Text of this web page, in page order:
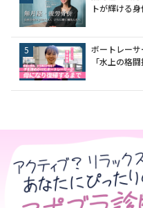
トが輝ける
ボートレー
「水上の格